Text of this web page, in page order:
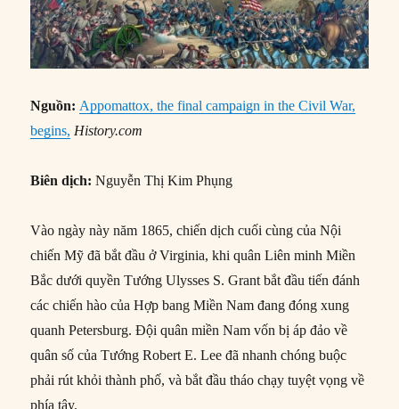
Nguồn: Appomattox, the final campaign in the Civil War,
begins, History.com
Biên dịch: Nguyễn Thị Kim Phụng
Vào ngày này năm 1865, chiến dịch cuối cùng của Nội
chiến Mỹ đã bắt đầu ở Virginia, khi quân Liên minh Miền
Bắc dưới quyền Tướng Ulysses S. Grant bắt đầu tiến đánh
các chiến hào của Hợp bang Miền Nam đang đóng xung
quanh Petersburg. Đội quân miền Nam vốn bị áp đảo về
quân số của Tướng Robert E. Lee đã nhanh chóng buộc
phải rút khỏi thành phố, và bắt đầu tháo chạy tuyệt vọng về
phía tây.